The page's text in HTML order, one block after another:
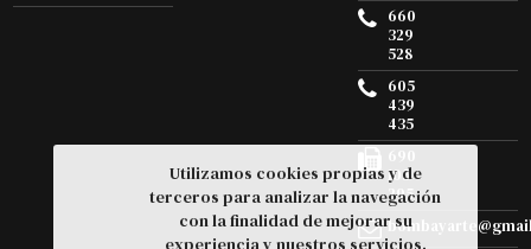
660
329
528
605
439
435
105
295
Utilizamos cookies propias y de
terceros para analizar la navegación
con la finalidad de mejorar su
experiencia y nuestros servicios.